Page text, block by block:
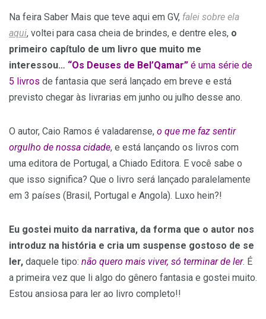
Na feira Saber Mais que teve aqui em GV, falei sobre ela
aqui, voltei para casa cheia de brindes, e dentre eles, o
primeiro capítulo de um livro que muito me
interessou… “Os Deuses de Bel’Qamar” é uma série de
5 livros de fantasia que será lançado em breve e está
previsto chegar às livrarias em junho ou julho desse ano.
O autor, Caio Ramos é valadarense, o que me faz sentir
orgulho de nossa cidade, e está lançando os livros com
uma editora de Portugal, a Chiado Editora. E você sabe o
que isso significa? Que o livro será lançado paralelamente
em 3 países (Brasil, Portugal e Angola). Luxo hein?!
Eu gostei muito da narrativa, da forma que o autor nos
introduz na história e cria um suspense gostoso de se
ler, daquele tipo: não quero mais viver, só terminar de ler. É
a primeira vez que li algo do gênero fantasia e gostei muito.
Estou ansiosa para ler ao livro completo!!